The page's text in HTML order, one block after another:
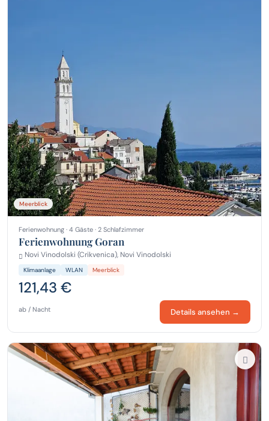
Meerblick
Ferienwohnung · 4 Gäste · 2 Schlafzimmer
Ferienwohnung Goran
Novi Vinodolski (Crikvenica), Novi Vinodolski
Klimaanlage WLAN Meerblick
121,43 €
ab / Nacht Details ansehen →